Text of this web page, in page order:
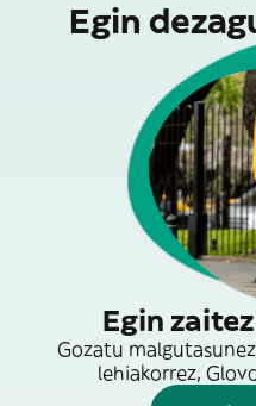
Egin
Egin
Gozatu
lehiakorrez,